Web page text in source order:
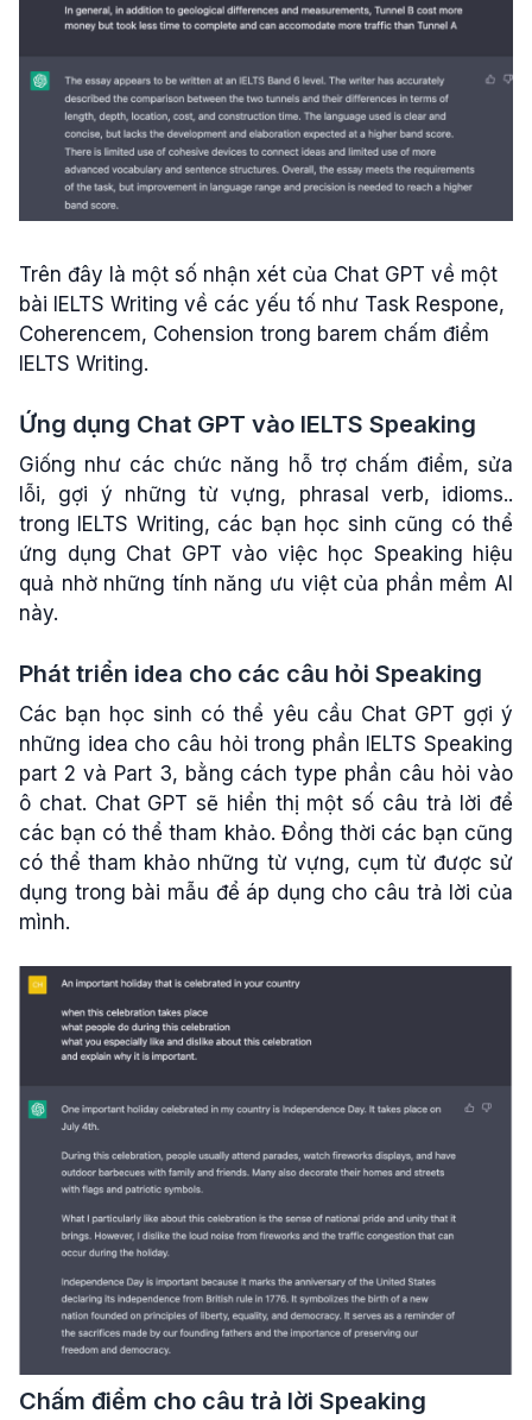
Trên đây là một số nhận xét của Chat GPT về một
bài IELTS Writing về các yếu tố như Task Respone,
Coherencem, Cohension trong barem chấm điểm
IELTS Writing.
Ứng dụng Chat GPT vào IELTS Speaking
Giống như các chức năng hỗ trợ chấm điểm, sửa
lỗi, gợi ý những từ vựng, phrasal verb, idioms..
trong IELTS Writing, các bạn học sinh cũng có thể
ứng dụng Chat GPT vào việc học Speaking hiệu
quả nhờ những tính năng ưu việt của phần mềm AI
này.
Phát triển idea cho các câu hỏi Speaking
Các bạn học sinh có thể yêu cầu Chat GPT gợi ý
những idea cho câu hỏi trong phần IELTS Speaking
part 2 và Part 3, bằng cách type phần câu hỏi vào
ô chat. Chat GPT sẽ hiển thị một số câu trả lời để
các bạn có thể tham khảo. Đồng thời các bạn cũng
có thể tham khảo những từ vựng, cụm từ được sử
dụng trong bài mẫu để áp dụng cho câu trả lời của
mình.
Chấm điểm cho câu trả lời Speaking